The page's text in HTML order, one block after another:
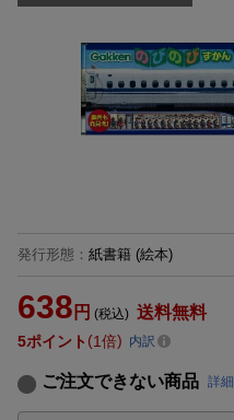
発行形態 ： 紙書籍 (絵本)
638 円 (税込) 送料無料
5ポイント 1倍 内訳
ご注文できない商品 詳細